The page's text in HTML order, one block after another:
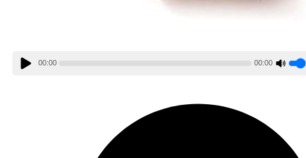
00:00 00:00